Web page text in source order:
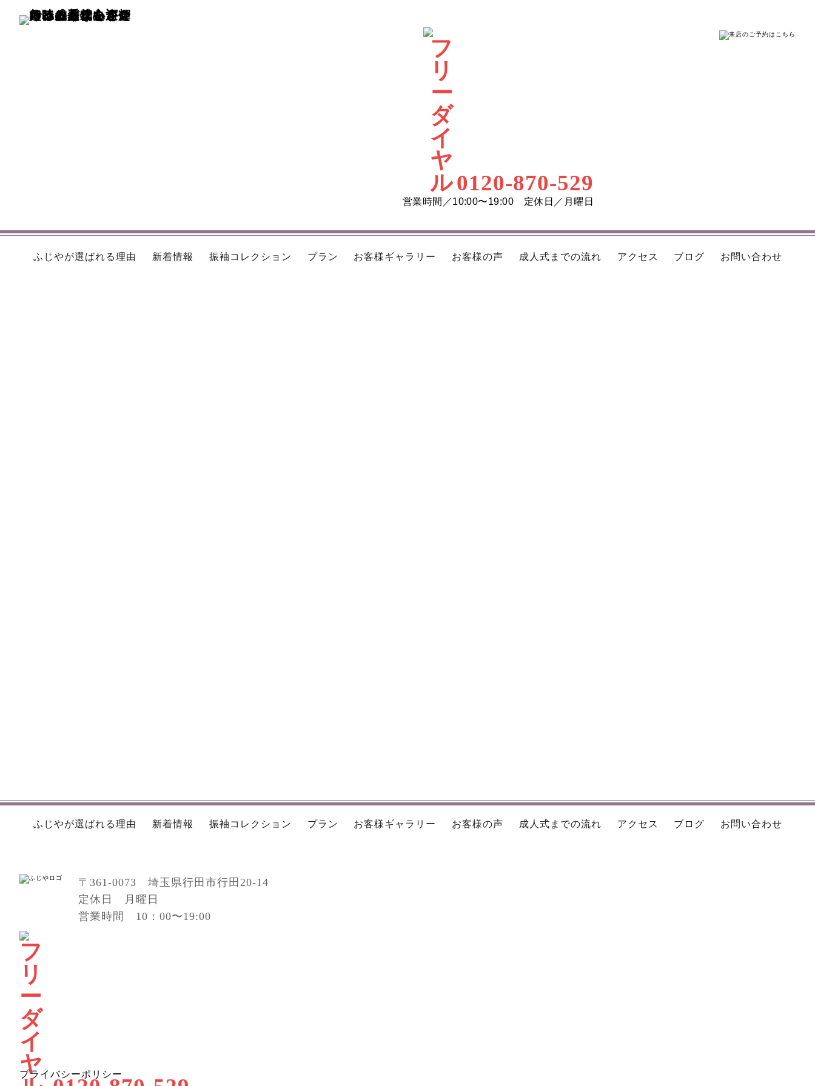
0120-870-529
営業時間／10:00〜19:00 定休日／月曜日
ふじやが選ばれる理由 新着情報 振袖コレクション プラン お客様ギャラリー お客様の声 成人式までの流れ アクセス ブログ お問い合わせ
ふじやが選ばれる理由 新着情報 振袖コレクション プラン お客様ギャラリー お客様の声 成人式までの流れ アクセス ブログ お問い合わせ
〒361-0073 埼玉県行田市行田20-14
定休日 月曜日
営業時間 10：00〜19:00
プライバシーポリシー